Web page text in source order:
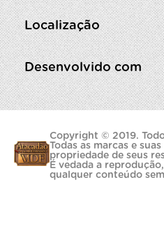
Localização
Desenvolvido com
Copyright © 2019.
Todas as marcas e
propriedade de seus
É vedada a
qualquer conteúdo